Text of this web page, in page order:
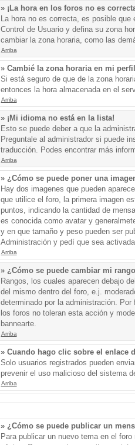
» ¡La hora en los foros no es
La hora no es correcta, es posible
Control de Usuario y defina su zona
cambiar la zona horaria, como las
Arriba
» Cambié la zona horaria en mi
Si está seguro de que de la zona
entonces la hora almacenada en el
Arriba
» ¡Mi idioma no está en la lista!
Esto se puede deber a que la
Preguntale al administrador si puede
traducción. Podes encontrar más
Arriba
» ¿Cómo se puede poner una
Hay dos imagenes que pueden
que utilice el foro, la primera imagen
puntos, indicando la cantidad de
es conocida como avatar y
y en que tamaño y peso pueden ser
Administración y pedí que sea
Arriba
» ¿Cómo se puede cambiar mi
Rangos, los cuales aparecen debajo
del mismo dentro del foro, e.j.
determinado por la administración.
los foros no toleran esta acción y
bannearte.
Arriba
» Cuando hago clic sobre el enlace
Solo usuarios registrados pueden
prevenir el uso malicioso del sistema
Arriba
» ¿Cómo se puede publicar un
Para publicar un nuevo tema en el